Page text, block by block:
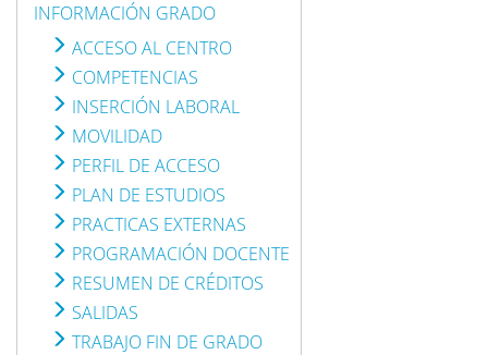
INFORMACIÓN GRADO
ACCESO AL CENTRO
COMPETENCIAS
INSERCIÓN LABORAL
MOVILIDAD
PERFIL DE ACCESO
PLAN DE ESTUDIOS
PRACTICAS EXTERNAS
PROGRAMACIÓN DOCENTE
RESUMEN DE CRÉDITOS
SALIDAS
TRABAJO FIN DE GRADO